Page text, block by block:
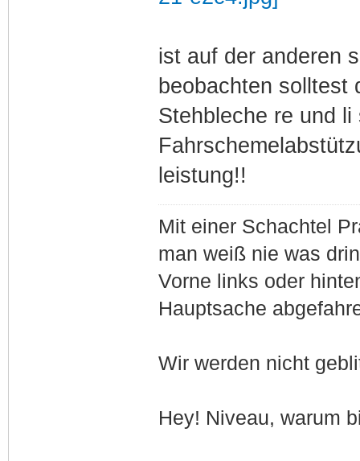
ist auf der anderen
beobachten solltest
Stehbleche re und
leistung!!
Mit einer Schachtel
man weiß nie was
Vorne links oder
Hauptsache
Wir werden nicht
Hey! Niveau, warum